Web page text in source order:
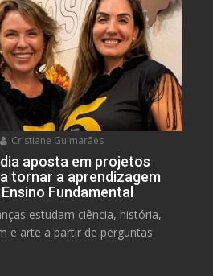
Cristiane Guimarães
aposta em projetos
tornar a aprendizagem
Fundamental
estudam ciência, história,
e arte a partir de perguntas